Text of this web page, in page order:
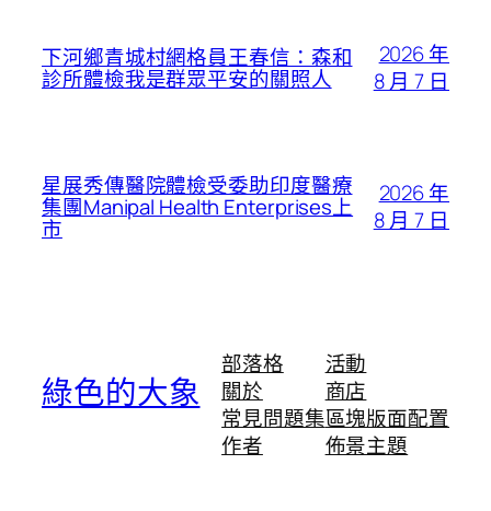
下河鄉青城村網格員王春信：森和
診所體檢我是群眾平安的關照人
2026 年
8 月 7 日
星展秀傳醫院體檢受委助印度醫療
集團Manipal Health Enterprises上
市
2026 年
8 月 7 日
綠色的大象
部落格
關於
常見問題集
作者
活動
商店
區塊版面配置
佈景主題